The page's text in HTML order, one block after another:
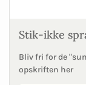
Stik-ikke
Bliv fri for de
opskriften her